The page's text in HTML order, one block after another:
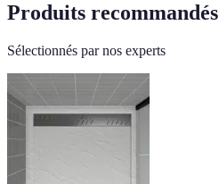
Produits recommandés
Sélectionnés par nos experts